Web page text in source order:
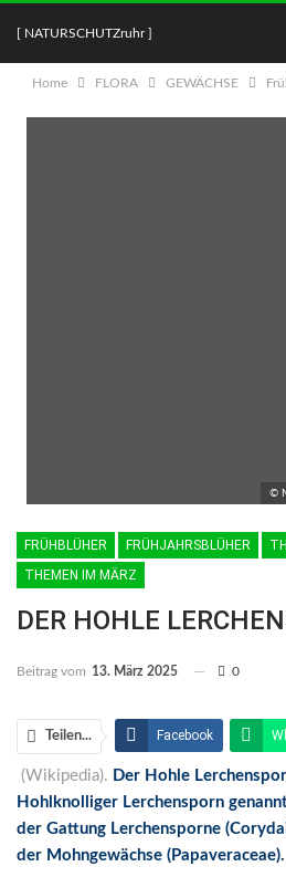
[ NATURSCHUTZruhr ]
Home FLORA GEWÄCHSE
©
FRÜHBLÜHER FRÜHJAHRSBLÜHER
THEMEN IM MÄRZ
DER HOHLE
Beitrag vom 13. März 2025 0
Teilen... Facebook
Email
Facebook Messenger
(Wikipedia). Der Hohle
Hohlknolliger Lerchensporn
der Gattung Lerchensporne
der Mohngewächse (Papaveraceae).